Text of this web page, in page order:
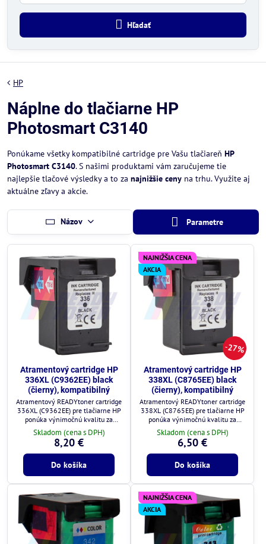
Hľadať
HP
Náplne do tlačiarne HP
Photosmart C3140
Ponúkame všetky kompatibilné cartridge pre Vašu tlačiareň HP
Photosmart C3140. S našimi produktami vám zaručujeme tie
najlepšie tlačové výsledky a to za najnižšie ceny na trhu. Využite aj
aktuálne zľavy a akcie.
Názov Parametre
Atramentový cartridge HP
336XL (C9362EE) black
(čierny), kompatibilný
Atramentový READYtoner cartridge
336XL (C9362EE) pre tlačiarne HP
ponúka výnimočnú kvalitu za
zlomok ceny.
Skladom (cena s DPH)
8,20 €
Do košíka
27%
NAJNIŽŠIA CENA
AKCIA
Atramentový cartridge HP
338XL (C8765EE) black
(čierny), kompatibilný
Atramentový READYtoner cartridge
338XL (C8765EE) pre tlačiarne HP
ponúka výnimočnú kvalitu za
zlomok ceny.
Skladom (cena s DPH)
6,50 €
Do košíka
NAJNIŽŠIA CENA
AKCIA